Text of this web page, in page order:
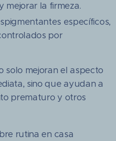
mejorar la firmeza.
específicos,
por
solo mejoran el aspecto
sino que ayudan a
prematuro y otros
rutina en casa